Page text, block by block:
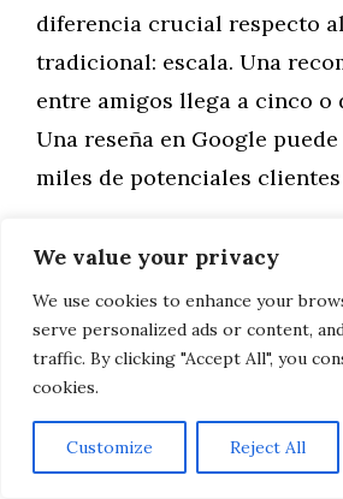
We value your privacy
We use cookies to enhance your
serve personalized ads or content,
traffic. By clicking "Accept All", you
cookies.
Customize Reject All
diferencia crucial respecto
tradicional: escala. Una
entre amigos llega a cinco o
Una reseña en Google
miles de potenciales
Esto convierte la gestión de
estratégicas más
cualquier restaurante en
embargo, es uno de los
descuidos se observan.